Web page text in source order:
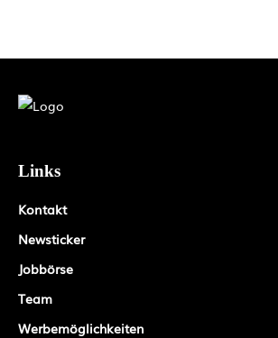
Links
Kontakt
Newsticker
Jobbörse
Team
Werbemöglichkeiten